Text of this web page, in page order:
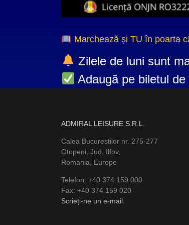
Marchează și TU în poarta
Zilele de luni sunt
Adaugă pe biletul de
ADMIRAL LEISURE S.R.L.
Calea Bucurestilor nr. 275-277
Otopeni, Jud. Ilfov,
Romania, Europe
Telefon: +40 374 159 000
Fax: +40 374 159 020
Scrieți-ne un e-mail.